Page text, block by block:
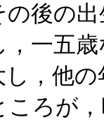
後の
，一五
，他
ころが